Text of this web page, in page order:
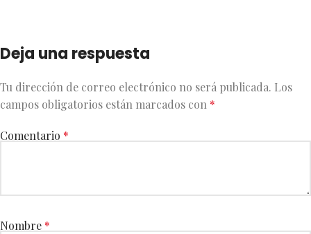
Deja una respuesta
Tu dirección de correo electrónico no será publicada. Los
campos obligatorios están marcados con *
Comentario *
Nombre *